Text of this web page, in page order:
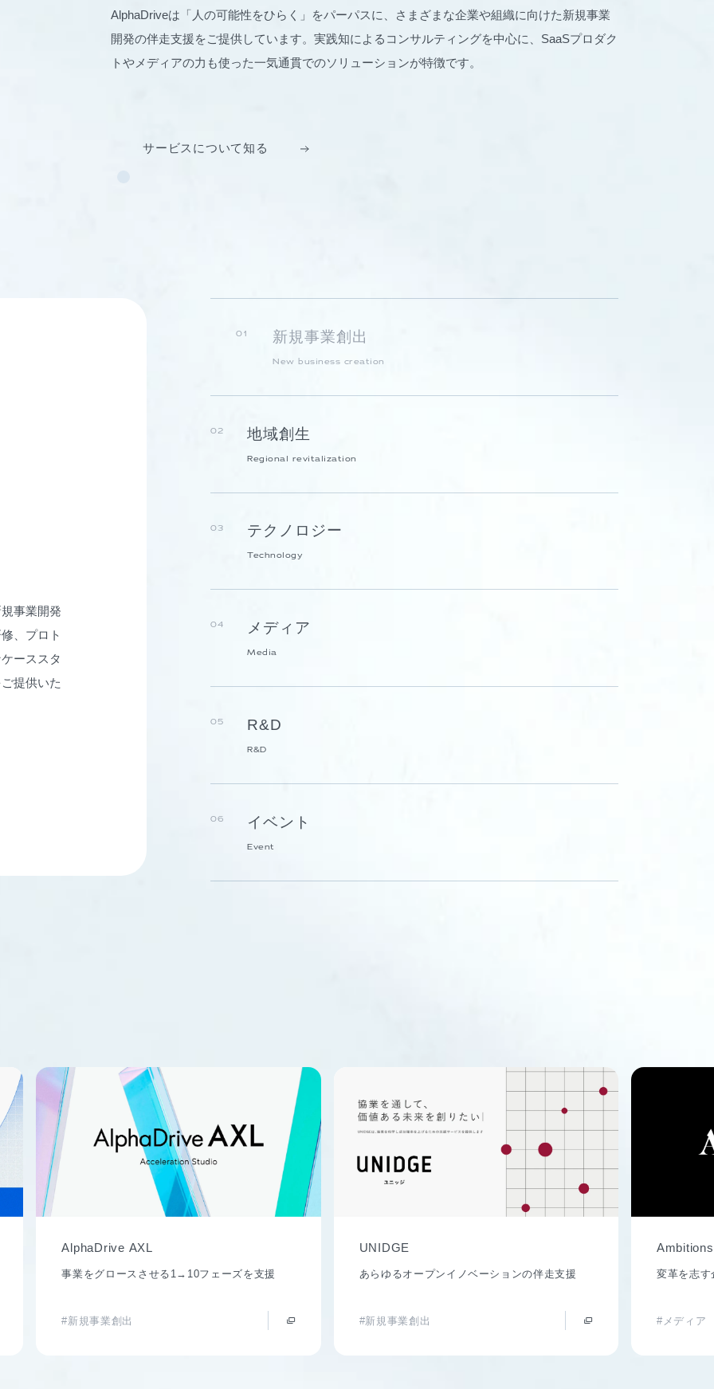
AlphaDriveは「人の可能性をひらく」をパーパスに、さまざまな企業や組織に向けた新規事業
開発の伴走支援をご提供しています。実践知によるコンサルティングを中心に、SaaSプロダク
トやメディアの力も使った一気通貫でのソリューションが特徴です。
サービスについて知る
事業開発
、プロト
ーススタ
提供いた
01 新規事業創出
New business creation
02 地域創生
Regional revitalization
03 テクノロジー
Technology
04 メディア
Media
05 R&D
R&D
06 イベント
Event
AlphaDrive AXL
事業をグロースさせる1→10フェーズを支援
#新規事業創出
UNIDGE
あらゆるオープンイノベーションの伴走支援
#新規事業創出
Ambitions
変革を志す
#メディア